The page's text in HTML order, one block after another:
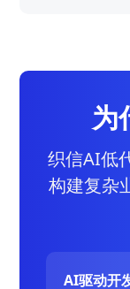
为
织信AI低
构建复杂
AI驱动开